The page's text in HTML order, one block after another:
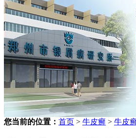
您当前的位置： 首页 > 牛皮癣 > 牛皮